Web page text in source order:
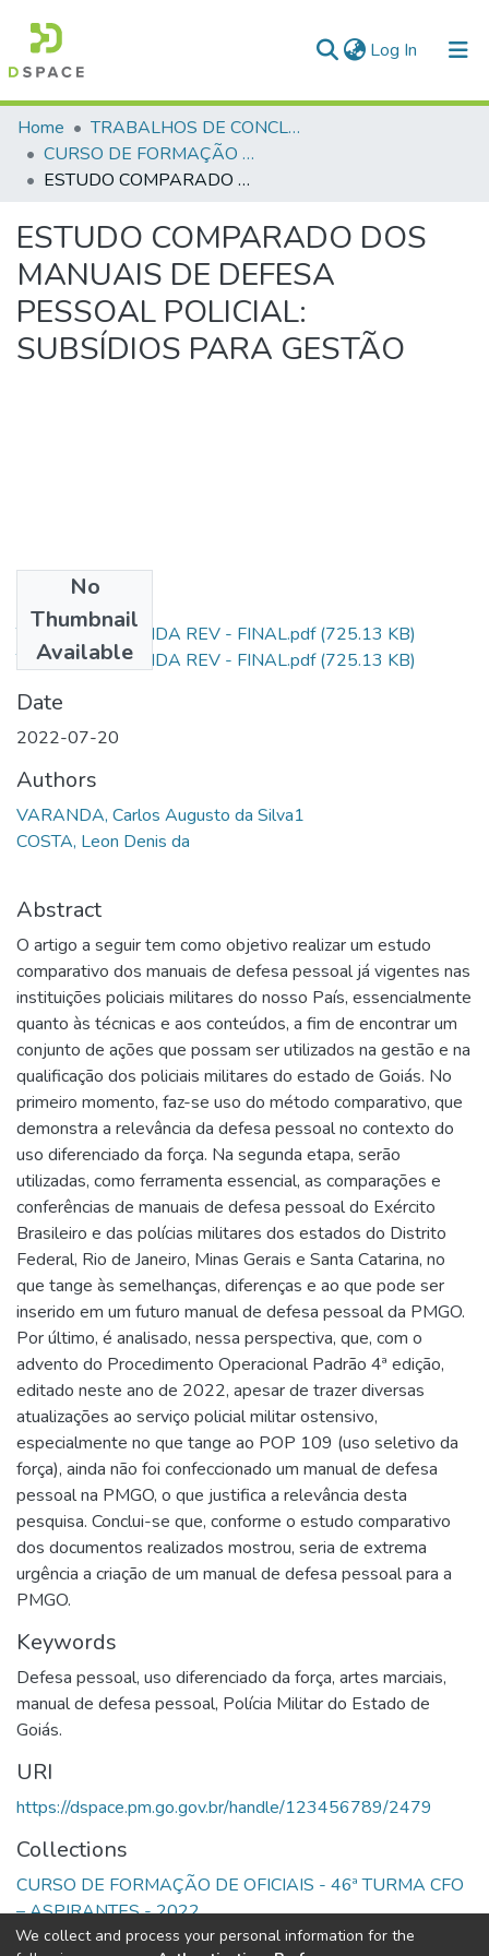
Log In (current)
Communities & Collections
All of DSpace
Home
TRABALHOS DE CONCLUSÃO DE CURSO - CFO (CURSO DE FORMAÇÃO DE OFICIAIS)
CURSO DE FORMAÇÃO DE OFICIAIS - 46ª TURMA CFO – ASPIRANTES - 2022
ESTUDO COMPARADO DOS MANUAIS DE DEFESA PESSOAL POLICIAL: SUBSÍDIOS PARA GESTÃO
ESTUDO COMPARADO DOS
MANUAIS DE DEFESA
PESSOAL POLICIAL:
SUBSÍDIOS PARA GESTÃO
No
Thumbnail
Available
TCC CAD VARANDA REV - FINAL.pdf(725.13 KB)
TCC CAD VARANDA REV - FINAL.pdf(725.13 KB)
Date
2022-07-20
Authors
VARANDA, Carlos Augusto da Silva1
COSTA, Leon Denis da
Abstract
O artigo a seguir tem como objetivo realizar um estudo
comparativo dos manuais de defesa pessoal já vigentes nas
instituições policiais militares do nosso País, essencialmente
quanto às técnicas e aos conteúdos, a fim de encontrar um
conjunto de ações que possam ser utilizados na gestão e na
qualificação dos policiais militares do estado de Goiás. No
primeiro momento, faz-se uso do método comparativo, que
demonstra a relevância da defesa pessoal no contexto do
uso diferenciado da força. Na segunda etapa, serão
utilizadas, como ferramenta essencial, as comparações e
conferências de manuais de defesa pessoal do Exército
Brasileiro e das polícias militares dos estados do Distrito
Federal, Rio de Janeiro, Minas Gerais e Santa Catarina, no
que tange às semelhanças, diferenças e ao que pode ser
inserido em um futuro manual de defesa pessoal da PMGO.
Por último, é analisado, nessa perspectiva, que, com o
advento do Procedimento Operacional Padrão 4ª edição,
editado neste ano de 2022, apesar de trazer diversas
atualizações ao serviço policial militar ostensivo,
especialmente no que tange ao POP 109 (uso seletivo da
força), ainda não foi confeccionado um manual de defesa
pessoal na PMGO, o que justifica a relevância desta
pesquisa. Conclui-se que, conforme o estudo comparativo
dos documentos realizados mostrou, seria de extrema
urgência a criação de um manual de defesa pessoal para a
PMGO.
Keywords
Defesa pessoal, uso diferenciado da força, artes marciais,
manual de defesa pessoal, Polícia Militar do Estado de
Goiás.
URI
https://dspace.pm.go.gov.br/handle/123456789/2479
Collections
CURSO DE FORMAÇÃO DE OFICIAIS - 46ª TURMA CFO
– ASPIRANTES - 2022
We collect and process your personal information for the